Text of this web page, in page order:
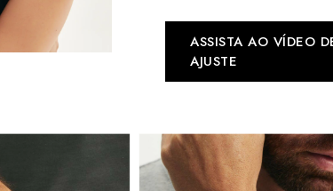
ASSISTA AO VÍDEO
AJUSTE